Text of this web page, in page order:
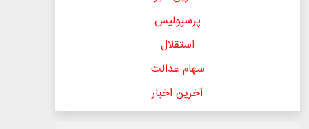
پرسپولیس
استقلال
سهام عدالت
آخرین اخبار